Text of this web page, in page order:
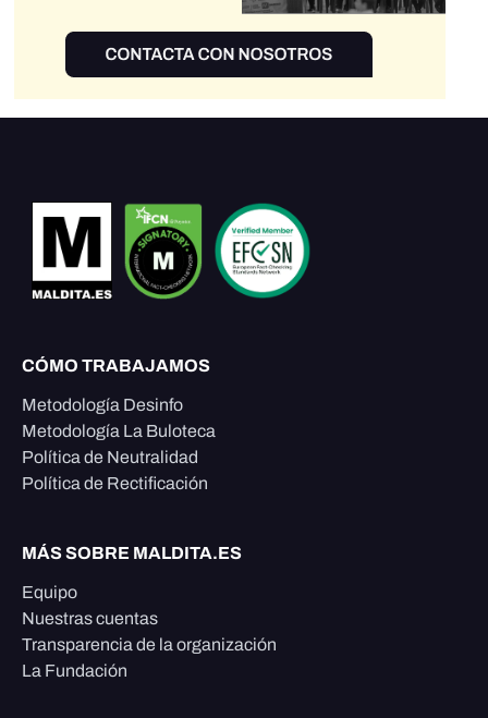
CÓMO TRABAJAMOS
Metodología Desinfo
Metodología La Buloteca
Política de Neutralidad
Política de Rectificación
MÁS SOBRE MALDITA.ES
Equipo
Nuestras cuentas
Transparencia de la organización
La Fundación